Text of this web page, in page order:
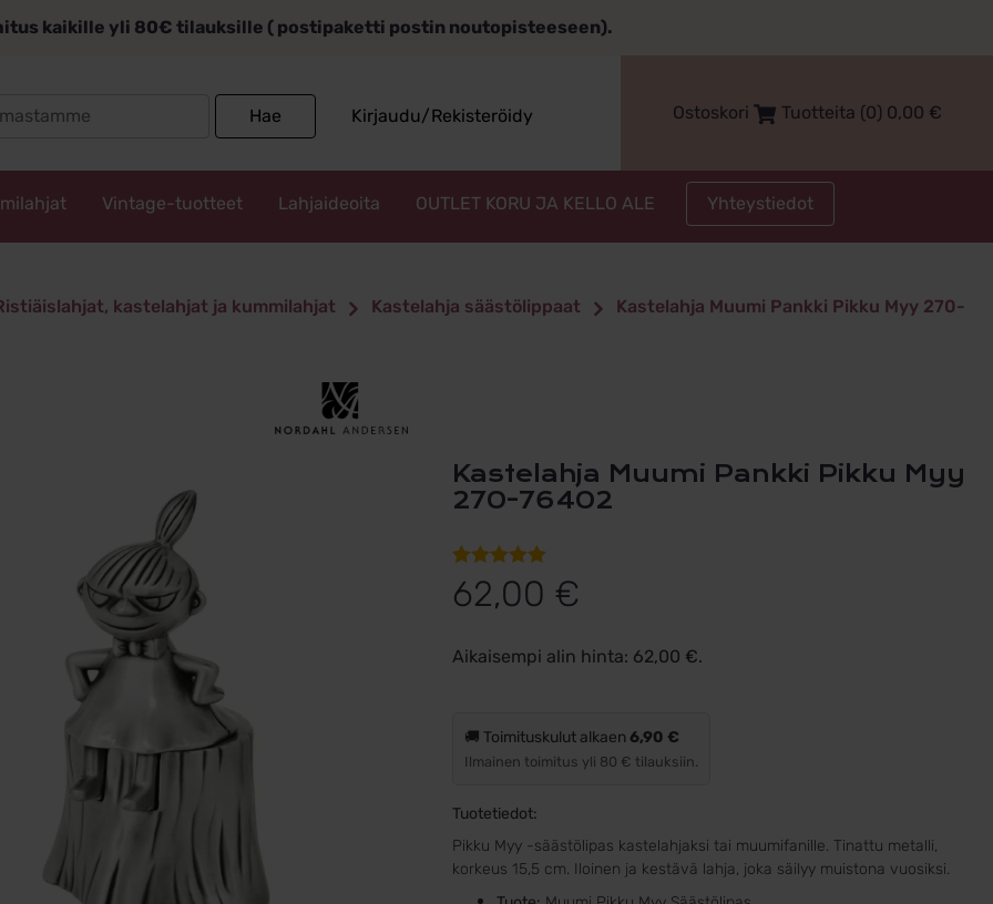
kaikille yli 80€ tilauksille ( postipaketti postin noutopisteeseen).
Hae Kirjaudu/Rekisteröidy Ostoskori Tuotteita (0) 0,00 €
Vintage-tuotteet Lahjaideoita OUTLET KORU JA KELLO ALE Yhteystiedot
kastelahjat ja kummilahjat Kastelahja säästölippaat Kastelahja Muumi Pankki Pikku Myy 270-
Kastelahja Muumi Pankki Pikku Myy
270-76402
Arvio
5.00
5:stä
asiakkaan
62,00 €
Aikaisempi alin hinta: 62,00 €.
🚚 Toimituskulut alkaen6,90 €
Ilmainen toimitus yli 80 € tilauksiin.
Tuotetiedot:
Pikku Myy -säästölipas kastelahjaksi tai muumifanille. Tinattu metalli,
korkeus 15,5 cm. Iloinen ja kestävä lahja, joka säilyy muistona vuosiksi.